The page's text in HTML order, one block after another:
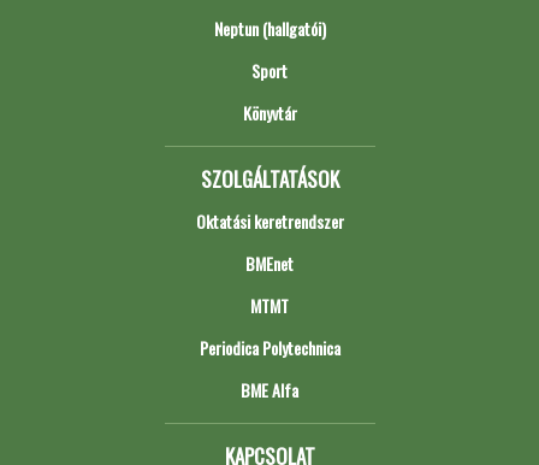
Neptun (hallgatói)
Sport
Könyvtár
SZOLGÁLTATÁSOK
Oktatási keretrendszer
BMEnet
MTMT
Periodica Polytechnica
BME Alfa
KAPCSOLAT